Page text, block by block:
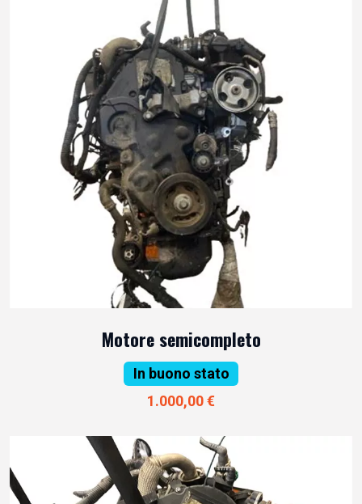
Motore semicompleto
In buono stato
1.000,00 €